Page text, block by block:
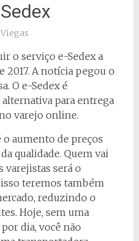
o serviço e-Sedex a
2017. A notícia pegou o
O e-Sedex é
para entrega
varejo online.
o aumento de preços
qualidade. Quem vai
varejistas será o
teremos também
reduzindo o
Hoje, sem uma
dia, você não